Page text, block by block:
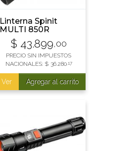
Linterna Spinit
MULTI 850R
recargable
$ 43.899,00
PRECIO SIN IMPUESTOS
NACIONALES: $ 36.280,17
Ver Agregar al carrito